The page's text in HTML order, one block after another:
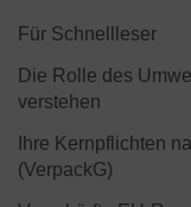
Für Schnellleser
Die Rolle des
verstehen
Ihre Kernpflichten
(VerpackG)